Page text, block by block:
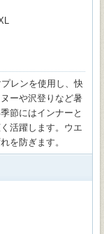
レンを使用し、快
ーや沢登りなど暑
節にはインナーと
活躍します。ウエ
を防ぎます。